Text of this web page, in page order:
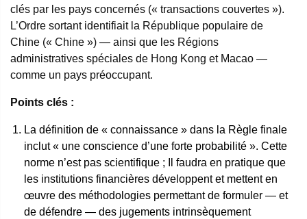
clés par les pays concernés (« transactions couvertes »).
L’Ordre sortant identifiait la République populaire de
Chine (« Chine ») — ainsi que les Régions
administratives spéciales de Hong Kong et Macao —
comme un pays préoccupant.
Points clés :
La définition de « connaissance » dans la Règle finale
inclut « une conscience d’une forte probabilité ». Cette
norme n’est pas scientifique ; Il faudra en pratique que
les institutions financières développent et mettent en
œuvre des méthodologies permettant de formuler — et
de défendre — des jugements intrinsèquement